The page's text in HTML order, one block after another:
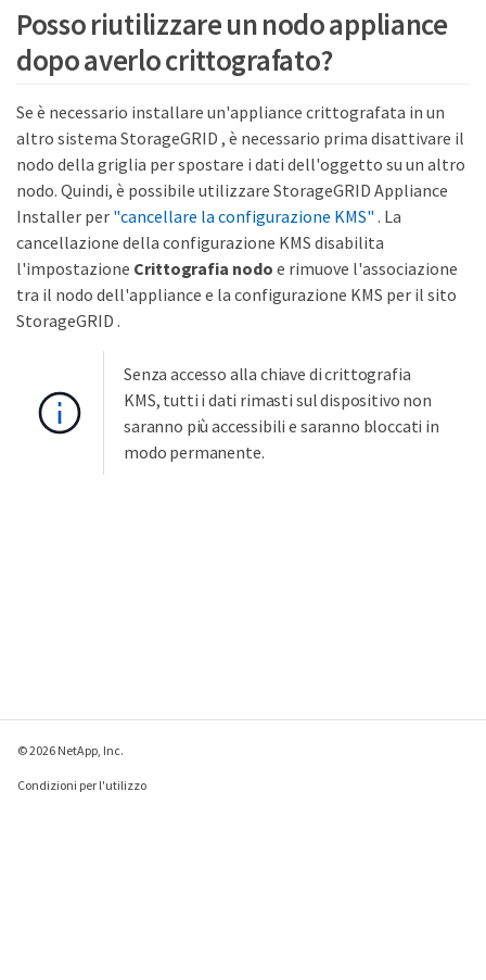
Posso riutilizzare un nodo appliance
dopo averlo crittografato?
Se è necessario installare un'appliance crittografata in un
altro sistema StorageGRID , è necessario prima disattivare il
nodo della griglia per spostare i dati dell'oggetto su un altro
nodo. Quindi, è possibile utilizzare StorageGRID Appliance
Installer per "cancellare la configurazione KMS" . La
cancellazione della configurazione KMS disabilita
l'impostazione Crittografia nodo e rimuove l'associazione
tra il nodo dell'appliance e la configurazione KMS per il sito
StorageGRID .
Senza accesso alla chiave di crittografia
KMS, tutti i dati rimasti sul dispositivo non
saranno più accessibili e saranno bloccati in
modo permanente.
© 2026 NetApp, Inc.
Condizioni per l'utilizzo